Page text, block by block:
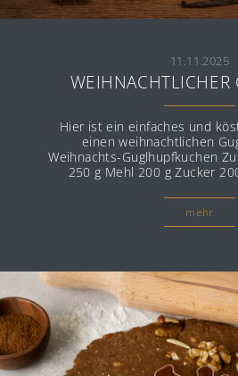
11.11.2025
Hier ist ein einfaches und
einen weihnachtlichen
Weihnachts-Guglhupfkuchen
250 g Mehl 200 g Zucker
mehr